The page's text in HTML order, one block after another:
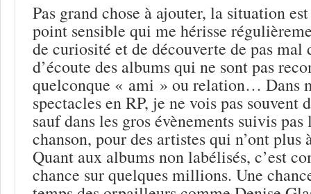
Pas grand chose à ajouter, la situation
point sensible qui me hérisse
de curiosité et de découverte de pas mal
d’écoute des albums qui ne sont pas
quelconque « ami » ou relation… Dans
spectacles en RP, je ne vois pas souvent
sauf dans les gros évènements suivis
chanson, pour des artistes qui n’ont plus
Quant aux albums non labélisés, c’est
chance sur quelques millions. Une